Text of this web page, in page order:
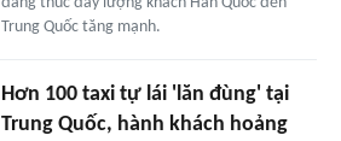
Trung Quốc tăng mạnh.
Hơn 100 taxi tự lái 'lăn đùng' tại
Trung Quốc, hành khách hoảng